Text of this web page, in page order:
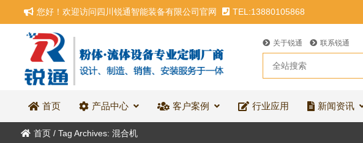
您好！欢迎访问四川锐通智能装备有限公司官网 TEL:13880105868
关于锐通 联系锐通
首页 产品中心 客户案例 行业应用 新闻资讯
首页/ Tag Archives: 混合机